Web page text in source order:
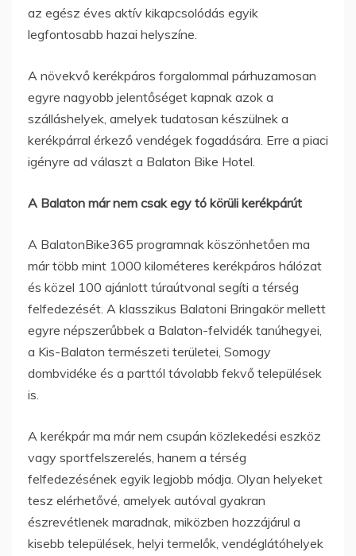
az egész éves aktív kikapcsolódás egyik
legfontosabb hazai helyszíne.
A növekvő kerékpáros forgalommal párhuzamosan
egyre nagyobb jelentőséget kapnak azok a
szálláshelyek, amelyek tudatosan készülnek a
kerékpárral érkező vendégek fogadására. Erre a piaci
igényre ad választ a Balaton Bike Hotel.
A Balaton már nem csak egy tó körüli kerékpárút
A BalatonBike365 programnak köszönhetően ma
már több mint 1000 kilométeres kerékpáros hálózat
és közel 100 ajánlott túraútvonal segíti a térség
felfedezését. A klasszikus Balatoni Bringakör mellett
egyre népszerűbbek a Balaton-felvidék tanúhegyei,
a Kis-Balaton természeti területei, Somogy
dombvidéke és a parttól távolabb fekvő települések
is.
A kerékpár ma már nem csupán közlekedési eszköz
vagy sportfelszerelés, hanem a térség
felfedezésének egyik legjobb módja. Olyan helyeket
tesz elérhetővé, amelyek autóval gyakran
észrevétlenek maradnak, miközben hozzájárul a
kisebb települések, helyi termelők, vendéglátóhelyek